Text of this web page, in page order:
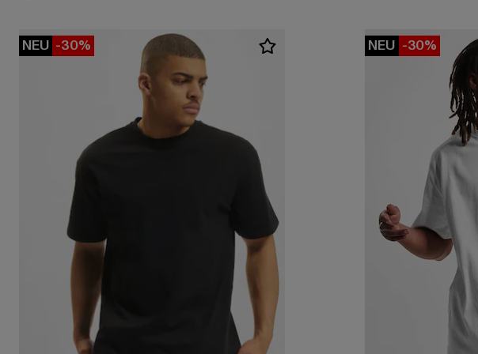
NEU -30% NEU -30%